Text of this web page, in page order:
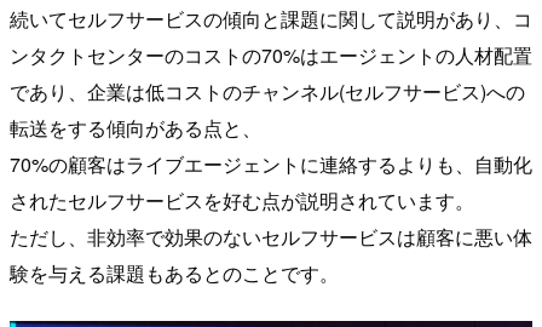
続いてセルフサービスの傾向と課題に関して説明があり、コ
ンタクトセンターのコストの70%はエージェントの人材配置
であり、企業は低コストのチャンネル(セルフサービス)への
転送をする傾向がある点と、
70%の顧客はライブエージェントに連絡するよりも、自動化
されたセルフサービスを好む点が説明されています。
ただし、非効率で効果のないセルフサービスは顧客に悪い体
験を与える課題もあるとのことです。